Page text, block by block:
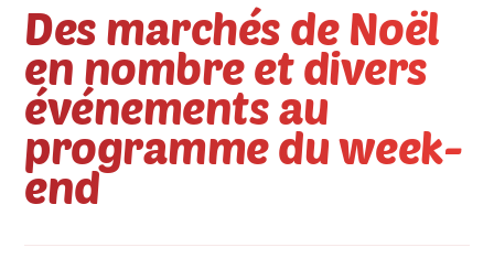
Des marchés de Noël
en nombre et divers
événements au
programme du week-
end